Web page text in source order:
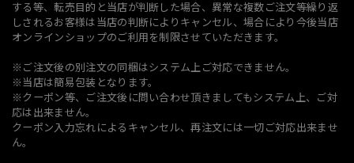
する等、転売目的と当店が判断した場合、異常な複数ご注文等繰り返
しされるお客様は当店の判断によりキャンセル、場合により今後当店
オンラインショップのご利用を制限させていただきます。
※ご注文後の別注文の同梱はシステム上ご対応できません。
※当店は簡易包装となります。
※クーポン等、ご注文後に問い合わせ頂きましてもシステム上、ご対
応は出来ません。
クーポン入力忘れによるキャンセル、再注文には一切ご対応出来ませ
ん。